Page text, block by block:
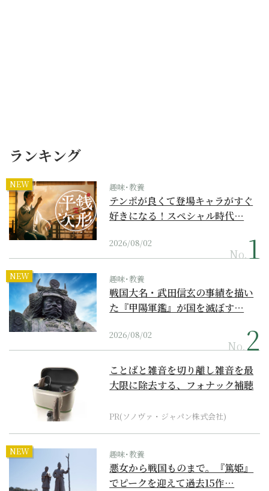
ランキング
NEW 趣味･教養
テンポが良くて登場キャラがすぐ
好きになる！スペシャル時代…
2026/08/02
No.
NEW 趣味･教養
戦国大名・武田信玄の事績を描い
た『甲陽軍鑑』が国を滅ぼす…
2026/08/02
No.
ことばと雑音を切り離し雑音を最
大限に除去する、フォナック補聴
PR(ソノヴァ・ジャパン株式会社)
NEW 趣味･教養
悪女から戦国ものまで。『篤姫』
でピークを迎えて過去15作…